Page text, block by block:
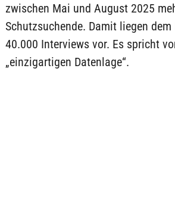
zwischen Mai und August 2025
Schutzsuchende. Damit liegen
40.000 Interviews vor. Es spricht
„einzigartigen Datenlage“.